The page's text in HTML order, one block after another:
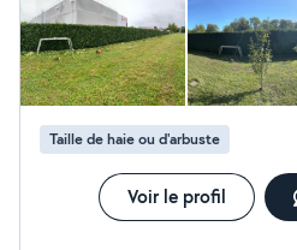
Taille de haie ou d'arbuste
Voir le profil